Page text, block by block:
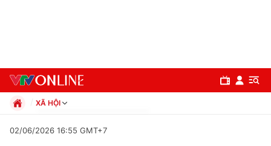
XÃ HỘI
Xã hội
02/06/2026 16:55 GMT+7